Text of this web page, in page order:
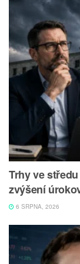
Trhy ve
zvýšení
6 SRPNA, 2026